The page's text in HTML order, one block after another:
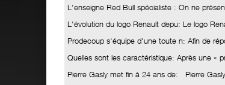
L'enseigne Red Bull spécialiste : On ne
L'évolution du logo Renault depu: Le logo
Prodecoup s'équipe d'une toute n: Afin de
Quelles sont les caractéristique: Après une «
Pierre Gasly met fin à 24 ans de: Pierre